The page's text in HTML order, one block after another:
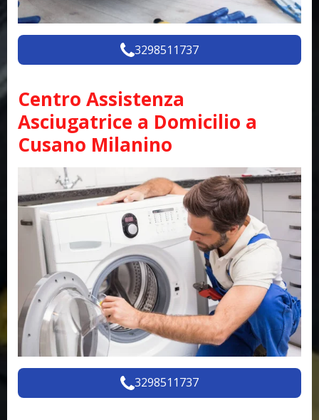
3298511737
Centro Assistenza
Asciugatrice a Domicilio a
Cusano Milanino
3298511737